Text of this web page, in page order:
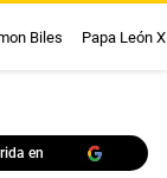
Biles Papa León
en